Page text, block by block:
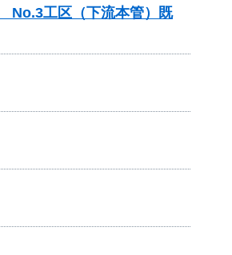
No.3工区（下流本管）既